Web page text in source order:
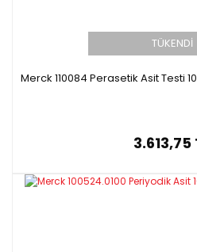
TÜKENDİ
Merck 110084 Perasetik Asit Testi
3.613,75